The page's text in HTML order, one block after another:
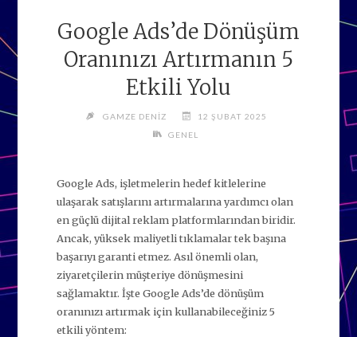
Google Ads’de Dönüşüm
Oranınızı Artırmanın 5
Etkili Yolu
GAMZE DENIZ
12 ŞUBAT 2025
GENEL
Google Ads, işletmelerin hedef kitlelerine
ulaşarak satışlarını artırmalarına yardımcı olan
en güçlü dijital reklam platformlarından biridir.
Ancak, yüksek maliyetli tıklamalar tek başına
başarıyı garanti etmez. Asıl önemli olan,
ziyaretçilerin müşteriye dönüşmesini
sağlamaktır. İşte Google Ads’de dönüşüm
oranınızı artırmak için kullanabileceğiniz 5
etkili yöntem: